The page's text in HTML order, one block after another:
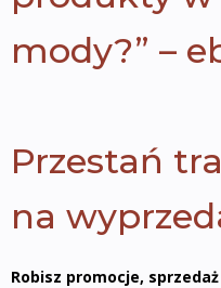
mody?” –
Przestań
na
Robisz promocje,